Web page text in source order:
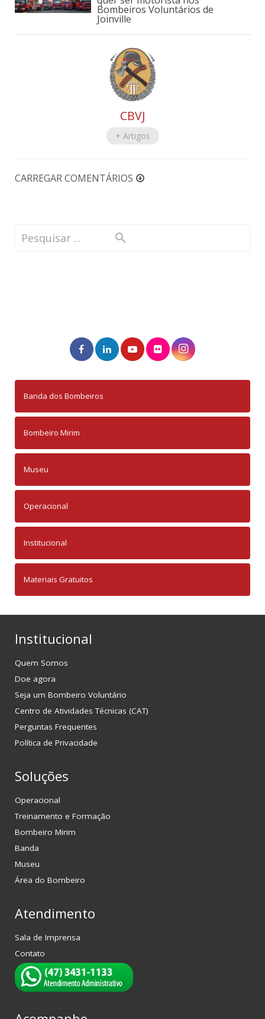
Bombeiros Voluntários de
Joinville
CBVJ
+ Artigos
CARREGAR COMENTÁRIOS
Banda dos Bombeiros
Bombeiro Mirim
Museu
Operacional
Institucional
Materiais Gratuitos
Institucional
Quem Somos
Doe agora
Seja um Bombeiro Voluntário
Centro de Atividades Técnicas (CAT)
Perguntas Frequentes
Política de Privacidade
Soluções
Operacional
Treinamento e Formação
Bombeiro Mirim
Banda
Museu
Área do Bombeiro
Atendimento
Sala de Imprensa
Contato